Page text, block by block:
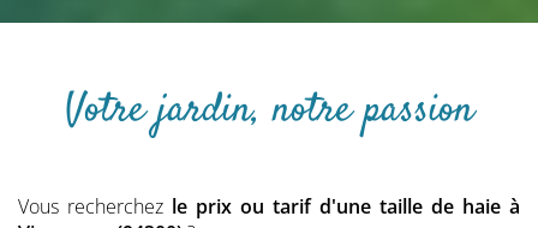
Votre jardin, notre passion
Vous recherchez le prix ou tarif d'une taille de haie à